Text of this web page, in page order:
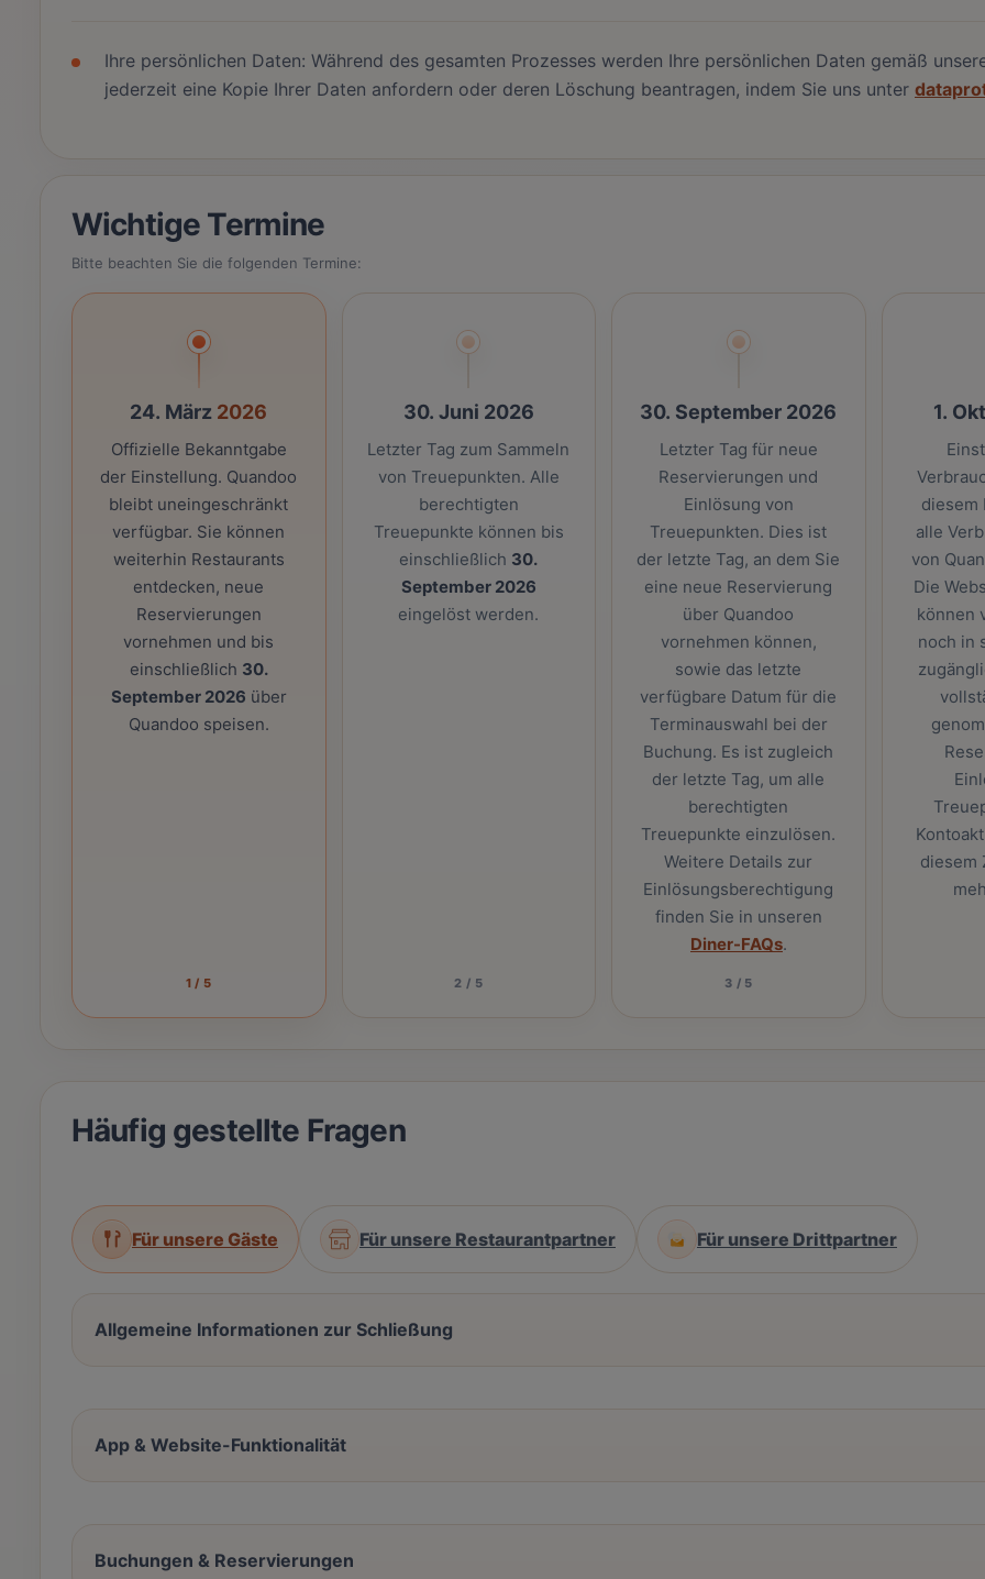
Ihre persönlichen Daten: Während des gesamten Prozesses werden Ihre persönlichen Daten gemäß
jederzeit eine Kopie Ihrer Daten anfordern oder deren Löschung beantragen, indem Sie uns unter
Wichtige Termine
Bitte beachten Sie die folgenden Termine:
24. März 2026
Offizielle Bekanntgabe
der Einstellung. Quandoo
bleibt uneingeschränkt
verfügbar. Sie können
weiterhin Restaurants
entdecken, neue
Reservierungen
vornehmen und bis
einschließlich 30.
September 2026 über
Quandoo speisen.
1 / 5
30. Juni 2026
Letzter Tag zum Sammeln
von Treuepunkten. Alle
berechtigten
Treuepunkte können bis
einschließlich 30.
September 2026
eingelöst werden.
2 / 5
30. September 2026
Letzter Tag für neue
Reservierungen und
Einlösung von
Treuepunkten. Dies ist
der letzte Tag, an dem Sie
eine neue Reservierung
über Quandoo
vornehmen können,
sowie das letzte
verfügbare Datum für die
Terminauswahl bei der
Buchung. Es ist zugleich
der letzte Tag, um alle
berechtigten
Treuepunkte einzulösen.
Weitere Details zur
Einlösungsberechtigung
finden Sie in unseren
Diner-FAQs.
3 / 5
1.
diesem
alle
von
Die
können
noch in
diesem
Häufig gestellte Fragen
Für unsere Gäste Für unsere Restaurantpartner Für unsere Drittpartner
Allgemeine Informationen zur Schließung
App & Website-Funktionalität
Buchungen & Reservierungen